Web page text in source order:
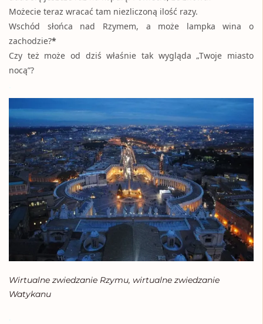
Możecie teraz wracać tam niezliczoną ilość razy.
Wschód słońca nad Rzymem, a może lampka wina o
zachodzie?*
Czy też może od dziś właśnie tak wygląda „Twoje miasto
nocą”?
Wirtualne zwiedzanie Rzymu, wirtualne zwiedzanie
Watykanu
.